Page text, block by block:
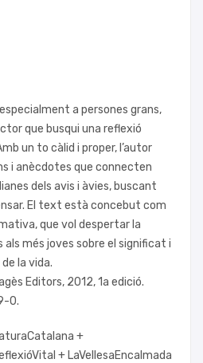
a persones grans,
que busqui una reflexió
un to càlid i proper, l’autor
i anècdotes que connecten
dels avis i àvies, buscant
El text està concebut com
que vol despertar la
més joves sobre el significat i
la vida.
Editors, 2012, 1a edició.
0.
+
+ LaVellesaEncalmada